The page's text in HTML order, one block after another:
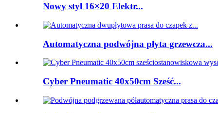
Nowy styl 16×20 Elektr...
Automatyczna podwójna płyta grzewcza...
Cyber ​​Pneumatic 40x50cm Sześć...